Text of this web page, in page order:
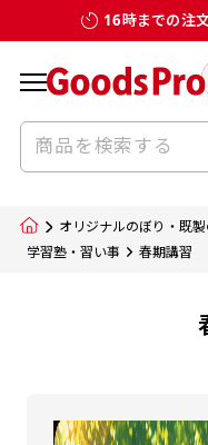
16時までの注
オリジナルのぼり・既製
学習塾・習い事
春期講習